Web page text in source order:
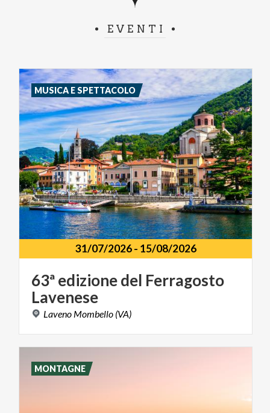
EVENTI
31/07/2026- 15/08/2026
63ªedizionedel Ferragosto
Lavenese
Laveno Mombello (VA)
MUSICA E SPETTACOLO
MONTAGNE